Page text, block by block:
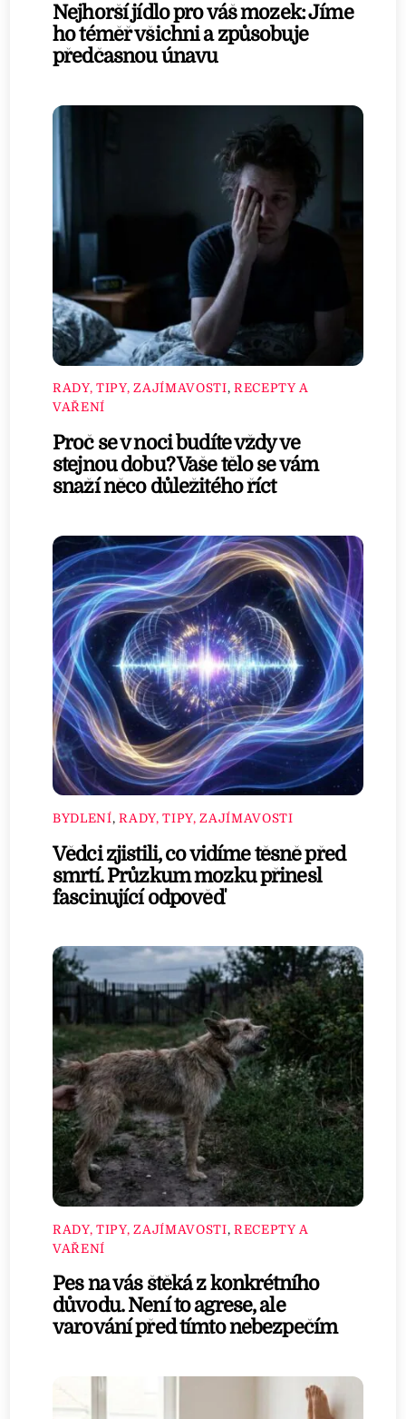
Nejhorší jídlo pro váš mozek: Jíme
ho téměř všichni a způsobuje
předčasnou únavu
RADY, TIPY, ZAJÍMAVOSTI, RECEPTY A
VAŘENÍ
Proč se v noci budíte vždy ve
stejnou dobu? Vaše tělo se vám
snaží něco důležitého říct
BYDLENÍ,RADY, TIPY, ZAJÍMAVOSTI
Vědci zjistili, co vidíme těsně před
smrtí. Průzkum mozku přinesl
fascinující odpověď
RADY, TIPY, ZAJÍMAVOSTI, RECEPTY A
VAŘENÍ
Pes na vás štěká z konkrétního
důvodu. Není to agrese, ale
varování před tímto nebezpečím